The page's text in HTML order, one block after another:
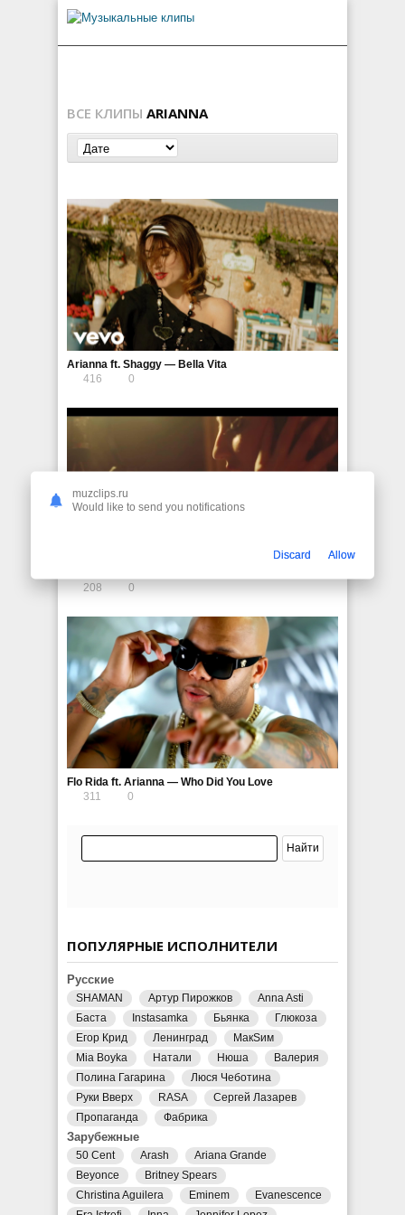
ВСЕ КЛИПЫ ARIANNA
Arianna ft. Shaggy — Bella Vita
416
0
208
0
Flo Rida ft. Arianna — Who Did You Love
311
0
ПОПУЛЯРНЫЕ ИСПОЛНИТЕЛИ
Русские
SHAMAN Артур Пирожков
Anna Asti
Баста
Instasamka Бьянка
Глюкоза
Егор Крид
Ленинград
МакSим
Mia Boyka
Натали Нюша
Валерия
Полина Гагарина
Люся Чеботина
Руки Вверх
RASA
Сергей Лазарев
Пропаганда
Фабрика
Зарубежные
50 Cent Arash
Ariana Grande
Beyonce
Britney Spears
Christina Aguilera
Eminem
Evanescence
muzclips.ru
Would like to send you notifications
Discard Allow